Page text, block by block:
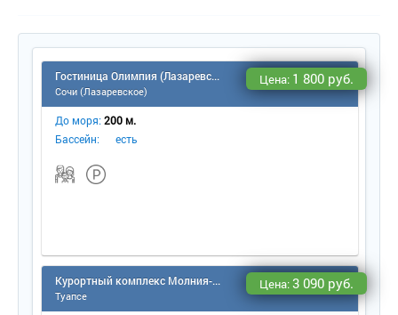
Гостиница Олимпия (Лазаревское)
Сочи (Лазаревское)
Цена: 1 800 руб.
До моря: 200 м.
Бассейн:
есть
Курортный комплекс Молния-Ямал (Небуг)
Туапсе
Цена:3 090 руб.